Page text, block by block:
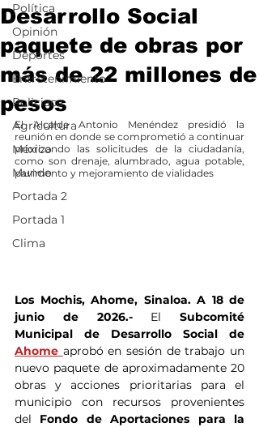
Política
Opinión
Deportes
Entretenimiento
Policiaca
Agricultura
México
Mundo
Portada 2
Portada 1
Clima
Desarrollo Social
paquete de obras por
más de 22 millones de
pesos
El Alcalde Antonio Menéndez presidió la
reunión en donde se comprometió a continuar
priorizando las solicitudes de la ciudadanía,
como son drenaje, alumbrado, agua potable,
pavimento y mejoramiento de vialidades
Los Mochis, Ahome, Sinaloa. A 18 de
junio de 2026.- El Subcomité
Ahome aprobó en sesión de trabajo un
nuevo paquete de aproximadamente 20
obras y acciones prioritarias para el
municipio con recursos provenientes
del Fondo de Aportaciones para la